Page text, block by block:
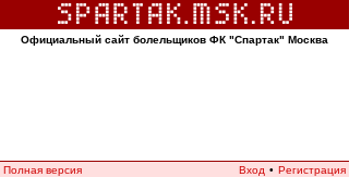
Официальный сайт болельщиков ФК "Спартак" Москва
Полная версия Вход • Регистрация